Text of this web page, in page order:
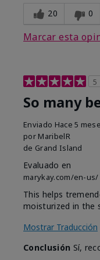
20 0
Marcar esta
5
So many
Enviado Hace 5
por MaribelR
de Grand Island
Evaluado en
marykay.com/en-us/
This helps
moisturized in the
Mostrar Traducción
Conclusión Sí,